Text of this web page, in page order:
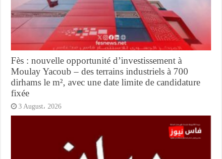
Fès : nouvelle opportunité d’investissement à
Moulay Yacoub – des terrains industriels à 700
dirhams le m², avec une date limite de candidature
fixée
3 August، 2026